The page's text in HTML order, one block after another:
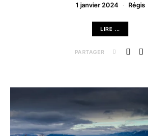
1 janvier 2024 Régis
LIRE ...
PARTAGER